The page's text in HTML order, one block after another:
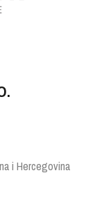
i Hercegovina